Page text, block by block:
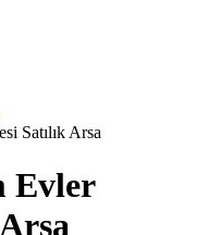
Satılık Arsa
Evler